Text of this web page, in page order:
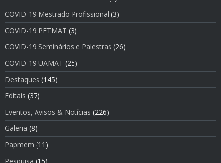
COVID-19 Mestrado Profissional (3)
COVID-19 PETMAT (3)
COVID-19 Seminários e Palestras (26)
COVID-19 UAMAT (25)
Destaques (145)
Editais (37)
Eventos, Avisos & Notí­cias (226)
Galeria (8)
Papmem (11)
Pesquisa (15)